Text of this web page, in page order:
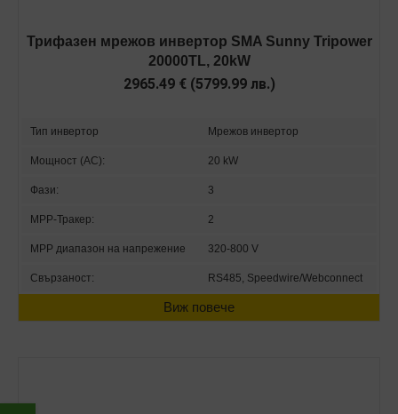
Трифазен мрежов инвертор SMA Sunny Tripower
20000TL, 20kW
2965.49 € (5799.99 лв.)
Тип инвертор Мрежов инвертор
Мощност (AC): 20 kW
Фази: 3
MPP-Тракер: 2
MPP диапазон на напрежение 320-800 V
Свързаност: RS485, Speedwire/Webconnect
Виж повече